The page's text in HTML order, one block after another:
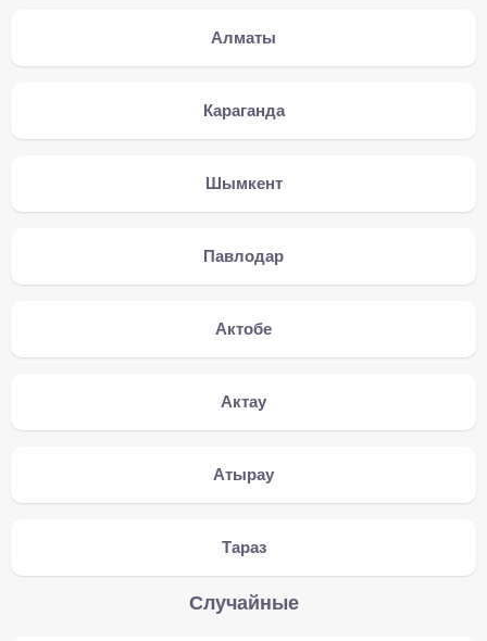
Алматы
Караганда
Шымкент
Павлодар
Актобе
Актау
Атырау
Тараз
Случайные